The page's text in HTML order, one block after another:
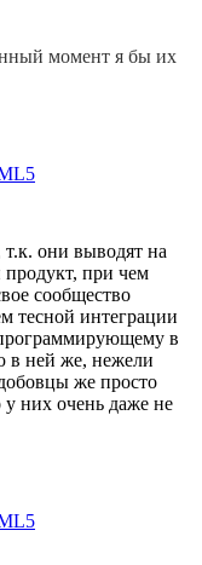
момент я бы их
они выводят на
при чем
сообщество
тесной интеграции
в
в ней же, нежели
же просто
у них очень даже не